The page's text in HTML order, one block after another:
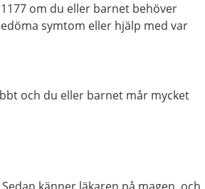
om du eller barnet behöver
symtom eller hjälp med var
och du eller barnet mår mycket